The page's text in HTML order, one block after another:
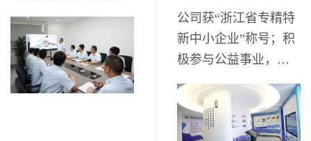
公司获“浙江省专精特
新中小企业”称号；积
极参与公益事业，认
万元；